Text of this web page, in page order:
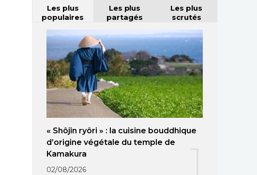
Les plus
populaires
Les plus
partagés
Les plus
scrutés
« Shôjin ryôri » : la cuisine bouddhique
d’origine végétale du temple de
Kamakura
02/08/2026